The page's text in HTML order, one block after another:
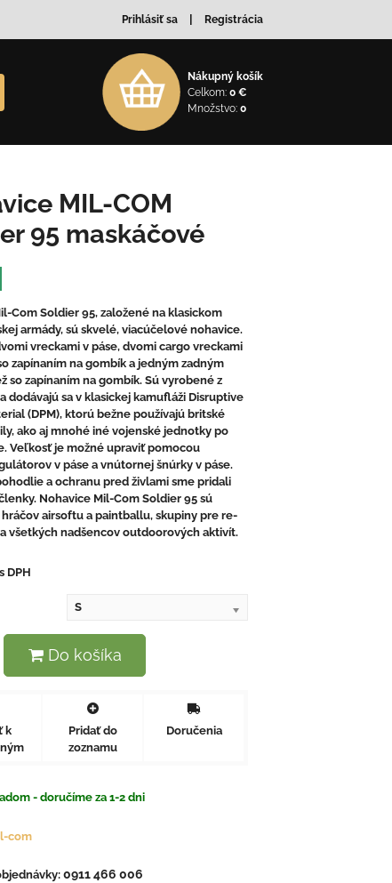
Prihlásiť sa Registrácia
Nákupný košík
Celkom: 0 €
Množstvo: 0
MIL-COM
95 maskáčové
Com Soldier 95, založené na klasickom
armády, sú skvelé, viacúčelové nohavice.
vreckami v páse, dvomi cargo vreckami
zapínaním na gombík a jedným zadným
so zapínaním na gombík. Sú vyrobené z
dodávajú sa v klasickej kamufláži Disruptive
(DPM), ktorú bežne používajú britské
ako aj mnohé iné vojenské jednotky po
Veľkosť je možné upraviť pomocou
v páse a vnútornej šnúrky v páse.
a ochranu pred živlami sme pridali
Nohavice Mil-Com Soldier 95 sú
airsoftu a paintballu, skupiny pre re-
všetkých nadšencov outdoorových aktivít.
s DPH
S
Do košíka
k
Pridať do
zoznamu
Doručenia
- doručíme za 1-2 dni
com
0911 466 006